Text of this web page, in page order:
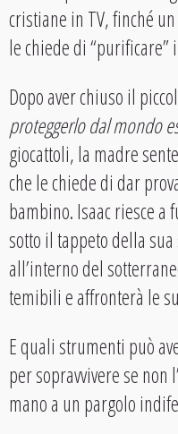
cristiane in TV, finché
le chiede di “purificare”
Dopo aver chiuso il
proteggerlo dal mondo
giocattoli, la madre
che le chiede di dar
bambino. Isaac riesce
sotto il tappeto della
all’interno del
temibili e affronterà le
E quali strumenti può
per sopravvivere se
mano a un pargolo